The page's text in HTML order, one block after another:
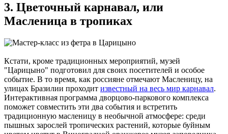
3. Цветочный карнавал, или
Масленица в тропиках
Кстати, кроме традиционных мероприятий, музей
"Царицыно" подготовил для своих посетителей и особое
событие. В то время, как россияне отмечают Масленицу, на
улицах Бразилии проходит известный на весь мир карнавал.
Интерактивная программа дворцово-паркового комплекса
поможет совместить эти два события и встретить
традиционную масленицу в необычной атмосфере: среди
пышных зарослей тропических растений, которые буйным